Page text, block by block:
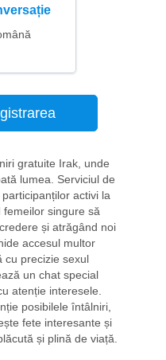
gratuite Irak, unde
lumea. Serviciul de
activi la
singure să
și atrăgând noi
accesul multor
cu precizie sexul
un chat special
atenție interesele.
posibilele întâlniri,
fete interesante și
și plină de viață.